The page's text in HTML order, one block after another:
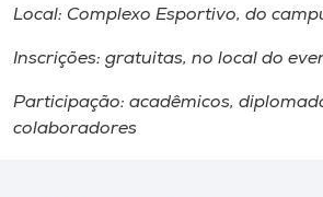
Local: Complexo Esportivo, do
Inscrições: gratuitas, no local do
Participação: acadêmicos,
colaboradores